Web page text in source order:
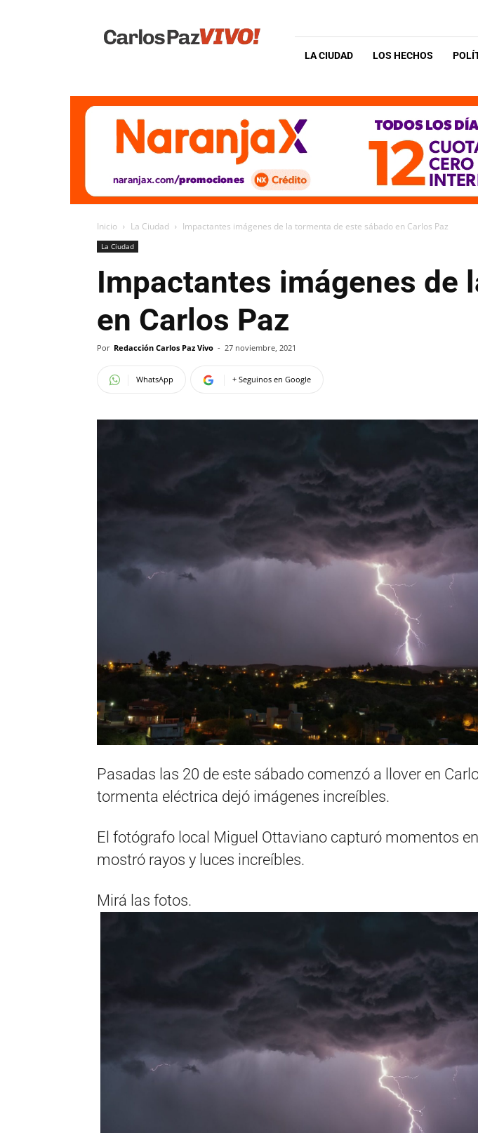
Vivo
LA CIUDAD LOS HECHOS
Inicio La Ciudad Impactantes imágenes de la tormenta de este sábado en Carlos Paz
La Ciudad
Impactantes imágenes de
en Carlos Paz
Por Redacción Carlos Paz Vivo - 27 noviembre, 2021
WhatsApp + Seguinos en Google
Pasadas las 20 de este sábado comenzó a llover en
tormenta eléctrica dejó imágenes increíbles.
El fotógrafo local Miguel Ottaviano capturó momentos
mostró rayos y luces increíbles.
Mirá las fotos.